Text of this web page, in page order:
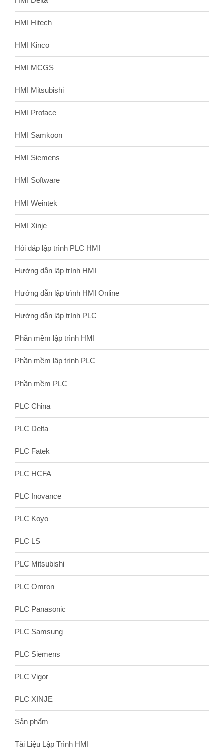
HMI Hitech
HMI Kinco
HMI MCGS
HMI Mitsubishi
HMI Proface
HMI Samkoon
HMI Siemens
HMI Software
HMI Weintek
HMI Xinje
Hỏi đáp lập trình PLC HMI
Hướng dẫn lập trình HMI
Hướng dẫn lập trình HMI Online
Hướng dẫn lập trình PLC
Phần mềm lập trình HMI
Phần mềm lập trình PLC
Phần mềm PLC
PLC China
PLC Delta
PLC Fatek
PLC HCFA
PLC Inovance
PLC Koyo
PLC LS
PLC Mitsubishi
PLC Omron
PLC Panasonic
PLC Samsung
PLC Siemens
PLC Vigor
PLC XINJE
Sản phẩm
Tài Liệu Lập Trình HMI